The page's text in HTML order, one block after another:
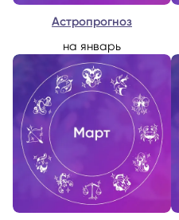
Астропрогноз
на январь